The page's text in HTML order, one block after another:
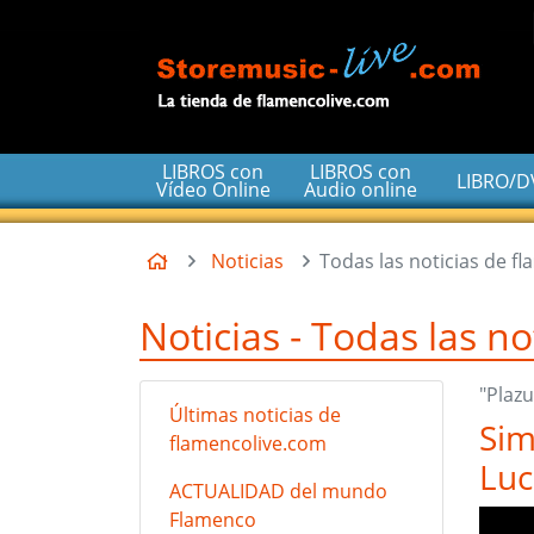
LIBROS con
Vídeo Online
LIBROS con
Audio online LIBRO/
InicioNoticias Todas las noticias de
Noticias - Todas las
Últimas noticias de
flamencolive.com
ACTUALIDAD del mundo
Flamenco